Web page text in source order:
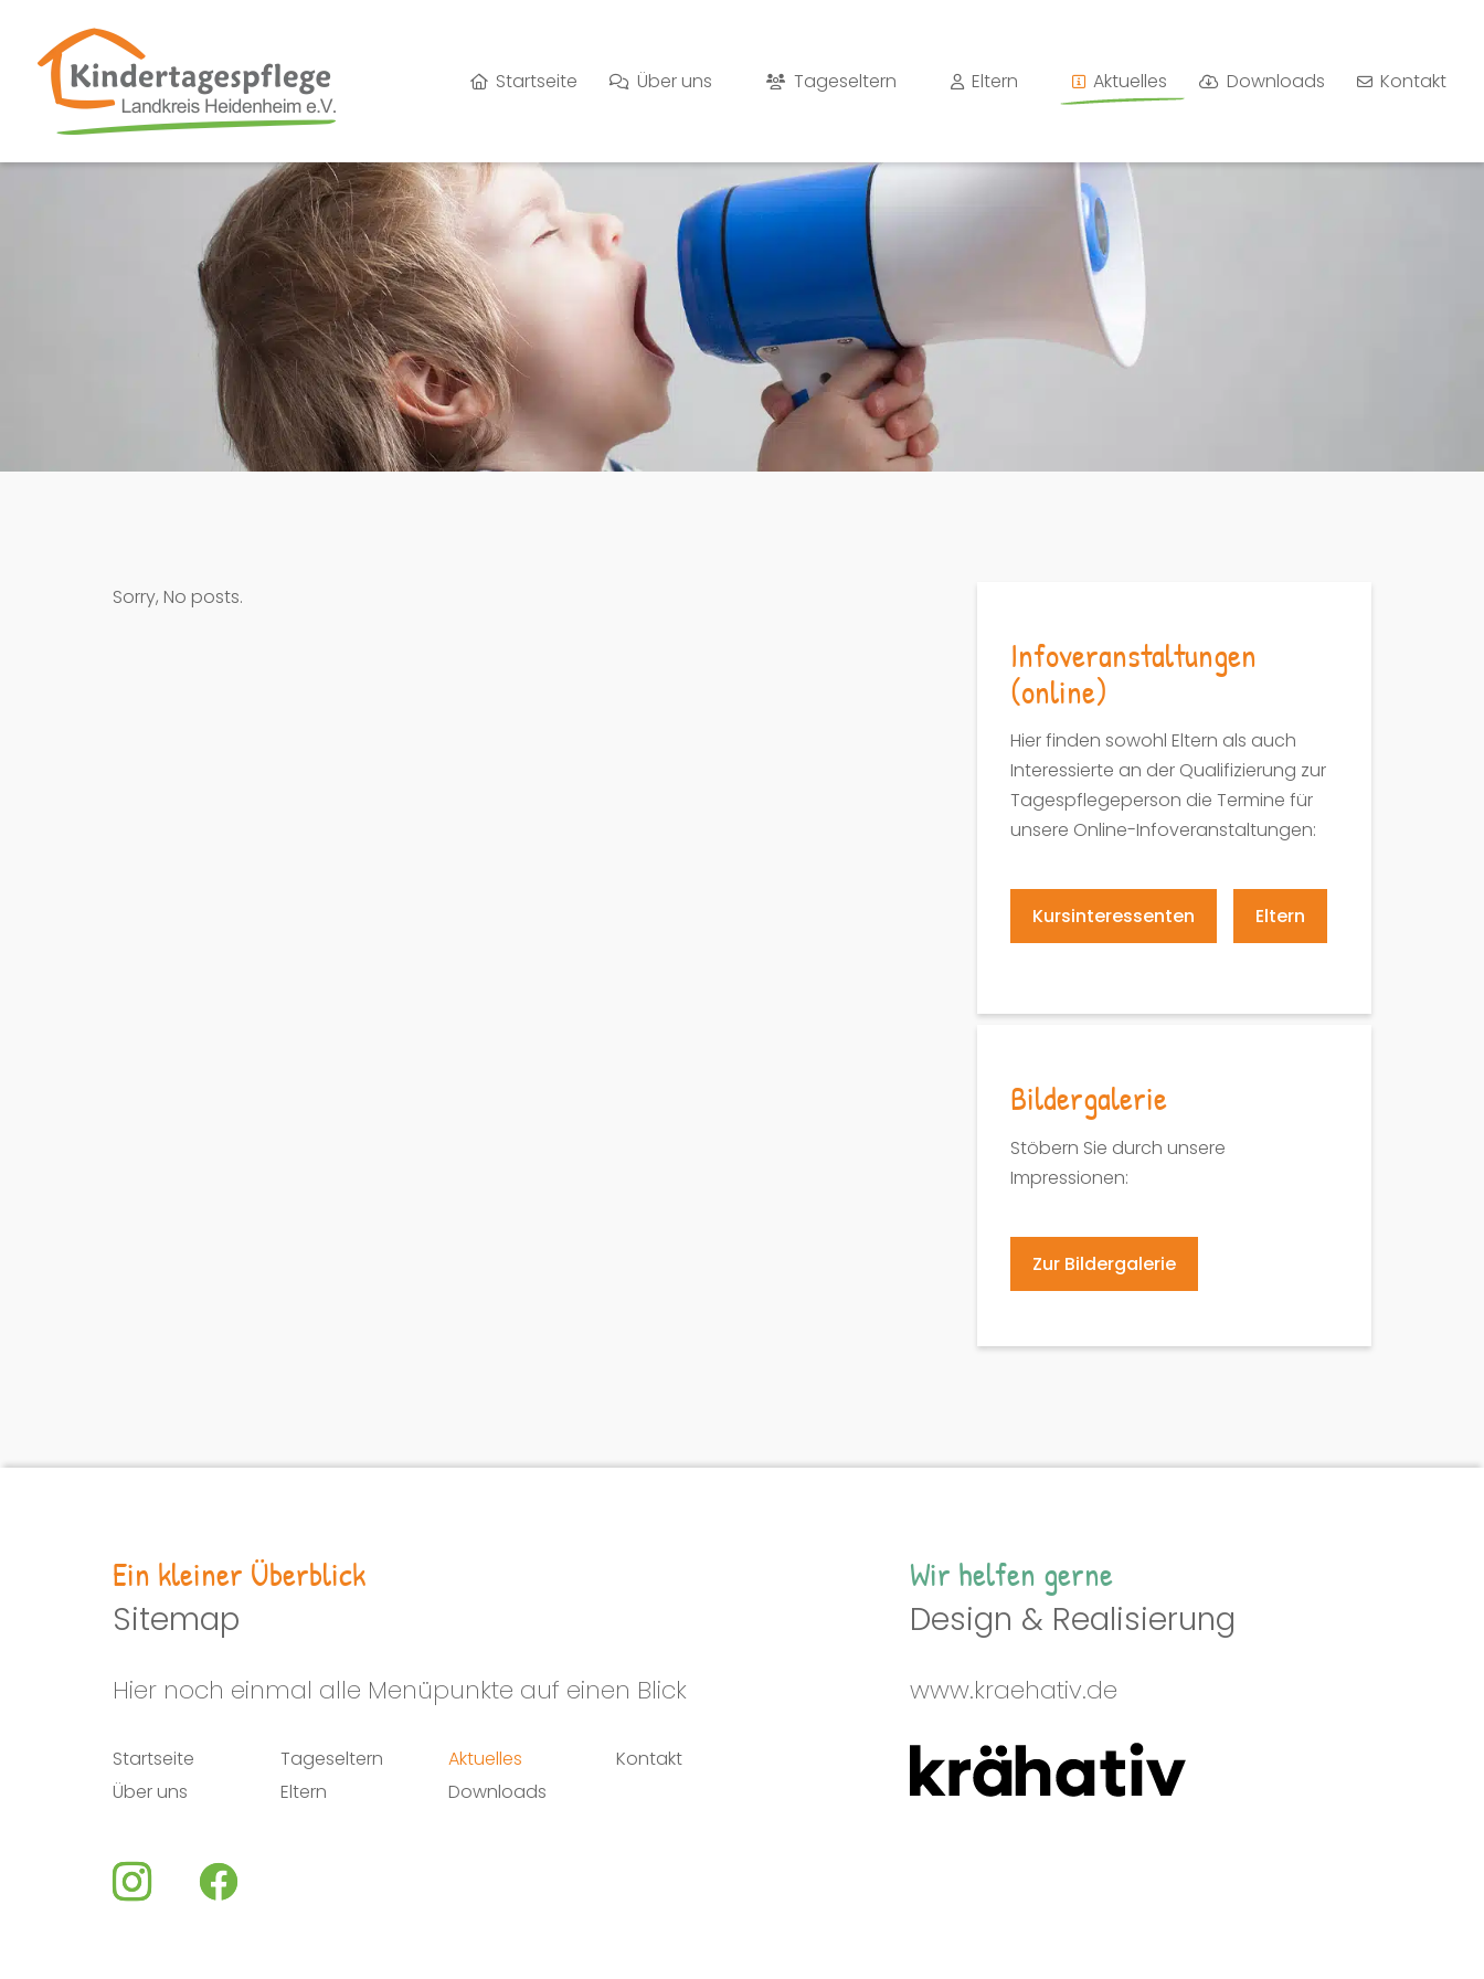
Startseite Über uns Tageseltern Eltern Aktuelles Downloads Kontakt
Sorry, No posts.
Infoveranstaltungen
(online)
Hier finden sowohl Eltern als auch
Interessierte an der Qualifizierung zur
Tagespflegeperson die Termine für
unsere Online-Infoveranstaltungen:
Kursinteressenten Eltern
Bildergalerie
Stöbern Sie durch unsere
Impressionen:
Zur Bildergalerie
Ein kleiner Überblick
Sitemap
Hier noch einmal alle Menüpunkte auf einen Blick
Startseite Tageseltern Aktuelles
Kontakt
Über uns
Eltern Downloads
Wir helfen gerne
Design & Realisierung
www.kraehativ.de